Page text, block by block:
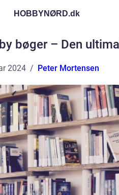
HOBBYNØRD.dk
bøger – Den
2024 Peter Mortensen